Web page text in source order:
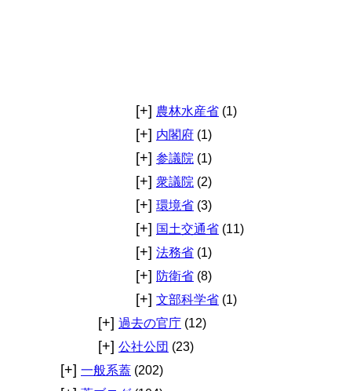
[+] 農林水産省 (1)
[+] 内閣府 (1)
[+] 参議院 (1)
[+] 衆議院 (2)
[+] 環境省 (3)
[+] 国土交通省 (11)
[+] 法務省 (1)
[+] 防衛省 (8)
[+] 文部科学省 (1)
[+] 過去の官庁 (12)
[+] 公社公団 (23)
[+] 一般系蓋 (202)